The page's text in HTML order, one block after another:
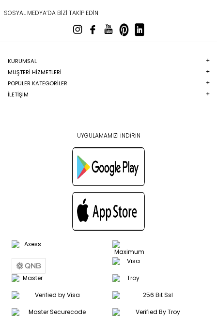
SOSYAL MEDYA’DA BIZI TAKIP EDIN
KURUMSAL
MÜŞTERI HIZMETLERI
POPÜLER KATEGORILER
İLETİŞİM
UYGULAMAMIZI İNDİRİN